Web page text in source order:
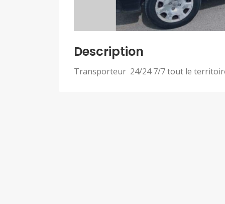
Description
Transporteur 24/24 7/7 tout le